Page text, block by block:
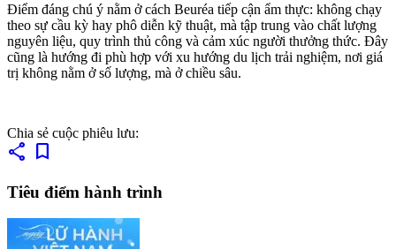
Điểm đáng chú ý nằm ở cách Beuréa tiếp cận ẩm thực: không chạy
theo sự cầu kỳ hay phô diễn kỹ thuật, mà tập trung vào chất lượng
nguyên liệu, quy trình thủ công và cảm xúc người thưởng thức. Đây
cũng là hướng đi phù hợp với xu hướng du lịch trải nghiệm, nơi giá
trị không nằm ở số lượng, mà ở chiều sâu.
Chia sẻ cuộc phiêu lưu:
share bookmark
Tiêu điểm hành trình